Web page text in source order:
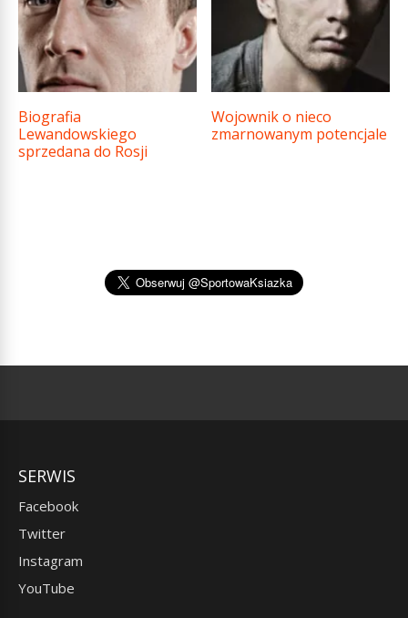
Biografia
Lewandowskiego
sprzedana do Rosji
Wojownik o nieco
zmarnowanym potencjale
SERWIS
Facebook
Twitter
Instagram
YouTube